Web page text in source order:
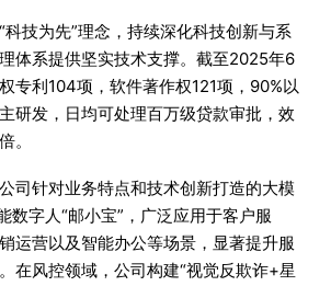
技为先”理念，持续深化科技创新与系
体系提供坚实技术支撑。截至2025年6
专利104项，软件著作权121项，90%以
研发，日均可处理百万级贷款审批，效
。
司针对业务特点和技术创新打造的大模
数字人“邮小宝”，广泛应用于客户服
运营以及智能办公等场景，显著提升服
在风控领域，公司构建“视觉反欺诈+星